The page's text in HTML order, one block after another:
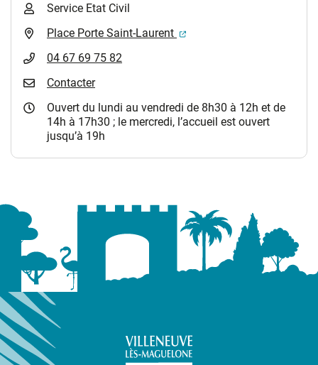
Service Etat Civil
Place Porte Saint-Laurent
(ouverture dans un
04 67 69 75 82
Contacter
Ouvert du lundi au vendredi de 8h30 à 12h et de
14h à 17h30 ; le mercredi, l’accueil est ouvert
jusqu’à 19h